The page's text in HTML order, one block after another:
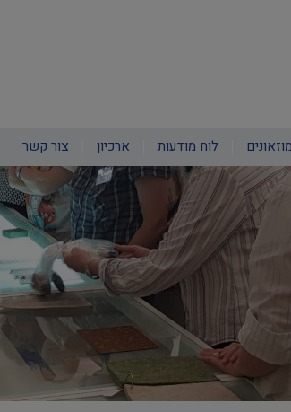
לוח מודעות ארכיון צור קשר